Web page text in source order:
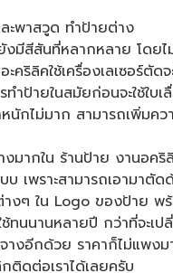
ะพาสวูด ทำป้ายต่าง
งมีสีสันที่หลากหลาย โดย
คริลิคใช้เครื่องเลเซอร์ตัด
ำป้ายในสมัยก่อนจะใช้ใบเ
กไม่มาก สามารถเพิ่มคว
งมากใน ร้านป้าย งานอค
เพราะสามารถเอามาตัด
งๆ ใน Logo ของป้าย พ
ทนนานหลายปี กว่าที่จะเ
างอีกด้วย ราคาก็ไม่แพง
ติดต่อเราได้เลยครับ